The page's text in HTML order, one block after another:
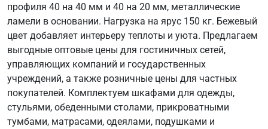
профиля 40 на 40 мм и 40 на 20 мм, металлические
ламели в основании. Нагрузка на ярус 150 кг. Бежевый
цвет добавляет интерьеру теплоты и уюта. Предлагаем
выгодные оптовые цены для гостиничных сетей,
управляющих компаний и государственных
учреждений, а также розничные цены для частных
покупателей. Комплектуем шкафами для одежды,
стульями, обеденными столами, прикроватными
тумбами, матрасами, одеялами, подушками и